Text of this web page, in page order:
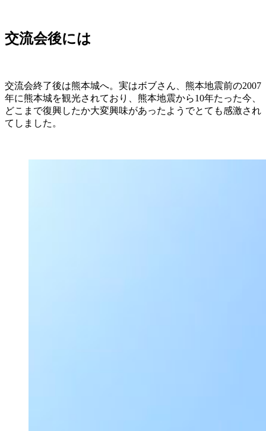
交流会後には
交流会終了後は熊本城へ。実はボブさん、熊本地震前の2007
年に熊本城を観光されており、熊本地震から10年たった今、
どこまで復興したか大変興味があったようでとても感激され
てしました。